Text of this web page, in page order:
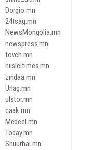
Dorgio.mn
24tsag.mn
NewsMongolia.mn
newspress.mn
tovch.mn
niisleltimes.mn
zindaa.mn
Urlag.mn
ulstor.mn
caak.mn
Medeel.mn
Today.mn
Shuurhai.mn